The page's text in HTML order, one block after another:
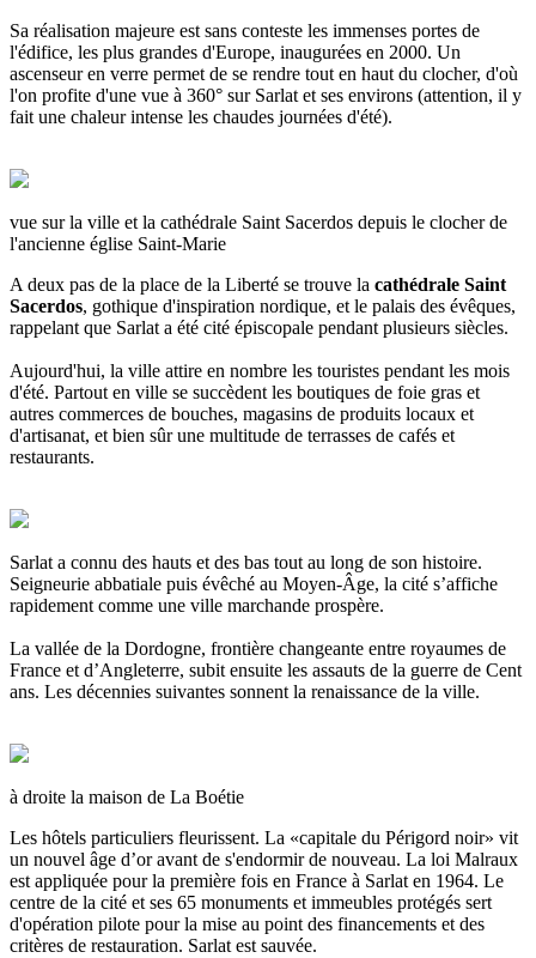
Sa réalisation majeure est sans conteste les immenses portes de
l'édifice, les plus grandes d'Europe, inaugurées en 2000. Un
ascenseur en verre permet de se rendre tout en haut du clocher, d'où
l'on profite d'une vue à 360° sur Sarlat et ses environs (attention, il y
fait une chaleur intense les chaudes journées d'été).
vue sur la ville et la cathédrale Saint Sacerdos depuis le clocher de
l'ancienne église Saint-Marie
A deux pas de la place de la Liberté se trouve la cathédrale Saint
Sacerdos, gothique d'inspiration nordique, et le palais des évêques,
rappelant que Sarlat a été cité épiscopale pendant plusieurs siècles.
Aujourd'hui, la ville attire en nombre les touristes pendant les mois
d'été. Partout en ville se succèdent les boutiques de foie gras et
autres commerces de bouches, magasins de produits locaux et
d'artisanat, et bien sûr une multitude de terrasses de cafés et
restaurants.
Sarlat a connu des hauts et des bas tout au long de son histoire.
Seigneurie abbatiale puis évêché au Moyen-Âge, la cité s’affiche
rapidement comme une ville marchande prospère.
La vallée de la Dordogne, frontière changeante entre royaumes de
France et d’Angleterre, subit ensuite les assauts de la guerre de Cent
ans. Les décennies suivantes sonnent la renaissance de la ville.
à droite la maison de La Boétie
Les hôtels particuliers fleurissent. La «capitale du Périgord noir» vit
un nouvel âge d’or avant de s'endormir de nouveau. La loi Malraux
est appliquée pour la première fois en France à Sarlat en 1964. Le
centre de la cité et ses 65 monuments et immeubles protégés sert
d'opération pilote pour la mise au point des financements et des
critères de restauration. Sarlat est sauvée.